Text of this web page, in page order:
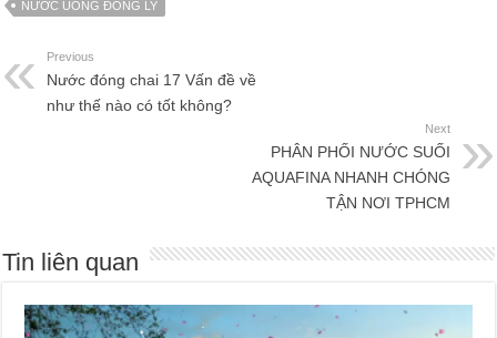
NƯỚC UỐNG ĐÓNG LY
Previous
Nước đóng chai 17 Vấn đề về
như thế nào có tốt không?
Next
PHÂN PHỐI NƯỚC SUỐI
AQUAFINA NHANH CHÓNG
TẬN NƠI TPHCM
Tin liên quan